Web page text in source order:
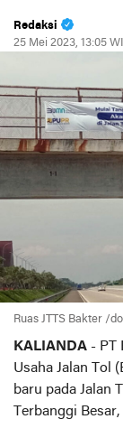
Redaksi
25 Mei 2023, 13:05
Ruas JTTS Bakter /
KALIANDA - PT
Usaha Jalan Tol
baru pada Jalan
Terbanggi